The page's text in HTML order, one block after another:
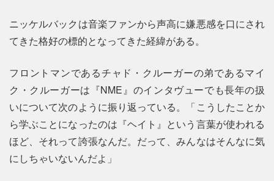
ニッケルバックは音楽ファンから声高に嫌悪感を口にされ
てきた格好の標的となってきた経緯がある。
フロントマンであるチャド・クルーガーの弟であるマイ
ク・クルーガーは『NME』のインタヴューでも長年の扱
いについて次のように振り返っている。「こうしたことか
ら学ぶことになったのは『ヘイト』という言葉が使われる
ほど、それって誇張なんだ。だって、みんなはそんなに気
にしちゃいないんだよ」